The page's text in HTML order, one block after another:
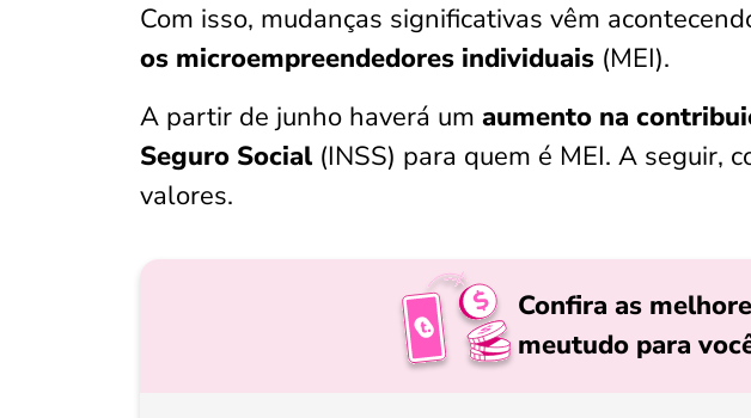
Com isso, mudanças significativas vêm
os microempreendedores individuais (MEI).
A partir de junho haverá um aumento na
Seguro Social (INSS) para quem é MEI. A seguir,
valores.
Confira as
meutudo para